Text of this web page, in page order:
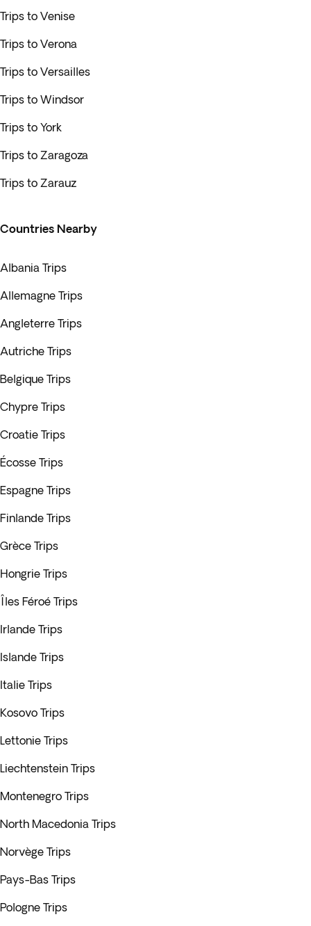
Trips to Venise
Trips to Verona
Trips to Versailles
Trips to Windsor
Trips to York
Trips to Zaragoza
Trips to Zarauz
Countries Nearby
Albania Trips
Allemagne Trips
Angleterre Trips
Autriche Trips
Belgique Trips
Chypre Trips
Croatie Trips
Écosse Trips
Espagne Trips
Finlande Trips
Grèce Trips
Hongrie Trips
Îles Féroé Trips
Irlande Trips
Islande Trips
Italie Trips
Kosovo Trips
Lettonie Trips
Liechtenstein Trips
Montenegro Trips
North Macedonia Trips
Norvège Trips
Pays-Bas Trips
Pologne Trips